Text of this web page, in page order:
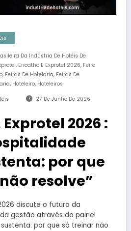
Da Indústria De Hotéis De
, Encatho E Exprotel 2026, Feira
, Feiras De Hotelaria, Feiras De
, Hoteleiro, Hoteleiros
27 De Junho De 2026
2026 :
por que
resolve”
discute o futuro da
gestão através do painel
por que só treinar não